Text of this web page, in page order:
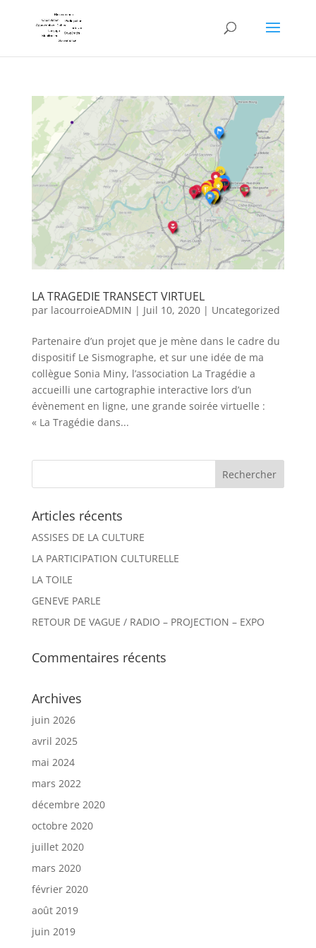
LA TRAGEDIE TRANSECT VIRTUEL
par lacourroieADMIN | Juil 10, 2020| Uncategorized
Partenaire d’un projet que je mène dans le cadre du
dispositif Le Sismographe, et sur une idée de ma
collègue Sonia Miny, l’association La Tragédie a
accueilli une cartographie interactive lors d’un
évènement en ligne, une grande soirée virtuelle :
« La Tragédie dans...
Articles récents
ASSISES DE LA CULTURE
LA PARTICIPATION CULTURELLE
LA TOILE
GENEVE PARLE
RETOUR DE VAGUE / RADIO – PROJECTION – EXPO
Commentaires récents
Archives
juin 2026
avril 2025
mai 2024
mars 2022
décembre 2020
octobre 2020
juillet 2020
mars 2020
février 2020
août 2019
juin 2019